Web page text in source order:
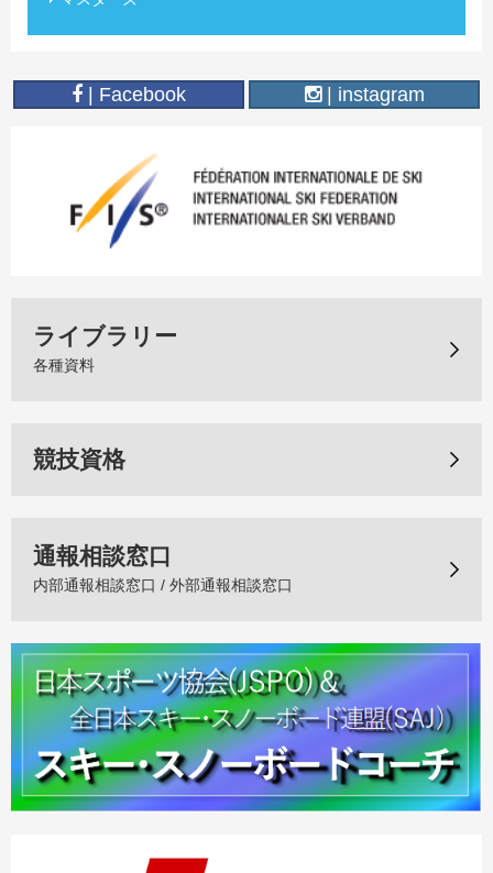
| Facebook | instagram
ライブラリー
各種資料
競技資格
通報相談窓口
内部通報相談窓口 / 外部通報相談窓口